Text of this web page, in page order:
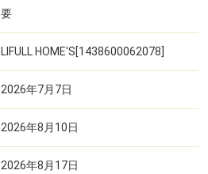
要
LIFULL HOME'S[1438600062078]
2026年7月7日
2026年8月10日
2026年8月17日